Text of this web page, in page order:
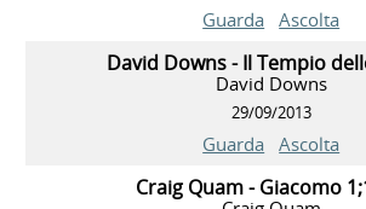
Guarda Ascolta
David Downs - Il Tempio
David Downs
29/09/2013
Guarda Ascolta
Craig Quam - Giacomo